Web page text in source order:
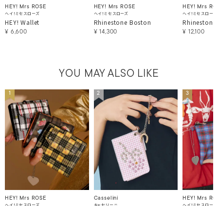
HEY! Mrs ROSE
ヘイ！ミセスローズ
HEY! Wallet
¥ 6,600
HEY! Mrs ROSE
ヘイ！ミセスローズ
Rhinestone Boston
¥ 14,300
HEY! Mrs
ヘイ！ミセスローズ
¥ 12,100
YOU MAY ALSO LIKE
1
HEY! Mrs ROSE
ヘイ！ミセスローズ
2
Casselini
3
HEY! Mrs
ヘイ！ミセスローズ